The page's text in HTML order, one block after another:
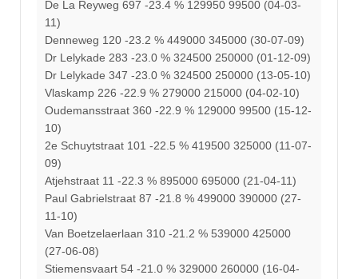
De La Reyweg 697 -23.4 % 129950 99500 (04-03-
11)
Denneweg 120 -23.2 % 449000 345000 (30-07-09)
Dr Lelykade 283 -23.0 % 324500 250000 (01-12-09)
Dr Lelykade 347 -23.0 % 324500 250000 (13-05-10)
Vlaskamp 226 -22.9 % 279000 215000 (04-02-10)
Oudemansstraat 360 -22.9 % 129000 99500 (15-12-
10)
2e Schuytstraat 101 -22.5 % 419500 325000 (11-07-
09)
Atjehstraat 11 -22.3 % 895000 695000 (21-04-11)
Paul Gabrielstraat 87 -21.8 % 499000 390000 (27-
11-10)
Van Boetzelaerlaan 310 -21.2 % 539000 425000
(27-06-08)
Stiemensvaart 54 -21.0 % 329000 260000 (16-04-